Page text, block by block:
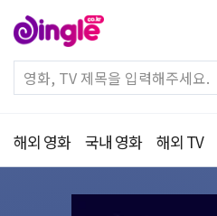
해외 영화 국내 영화 해외 TV